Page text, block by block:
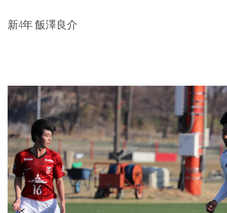
新4年 飯澤良介